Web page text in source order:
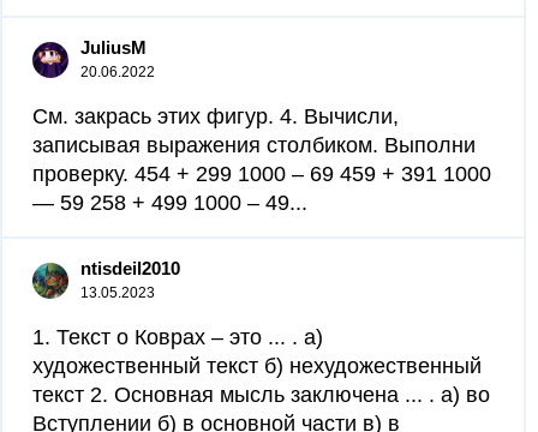
JuliusM
20.06.2022
См. закрась этих фигур. 4. Вычисли,
записывая выражения столбиком. Выполни
проверку. 454 + 299 1000 – 69 459 + 391 1000
— 59 258 + 499 1000 – 49​...
ntisdeil2010
13.05.2023
1. Текст о Коврах – это ... . а)
художественный текст б) нехудожественный
текст 2. Основная мысль заключена ... . а) во
Вступлении б) в основной части в) в